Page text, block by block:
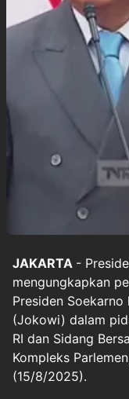
JAKARTA -
mengungkapkan
Presiden
(Jokowi) dalam
RI dan Sidang
Kompleks
(15/8/2025).